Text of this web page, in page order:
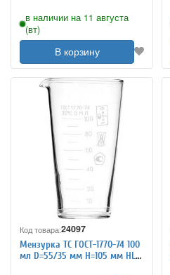
в наличии на 11 августа
(вт)
В корзину
Код товара:24097
Мензурка ТС ГОСТ-1770-74 100
мл D=55/35 мм H=105 мм HLP-